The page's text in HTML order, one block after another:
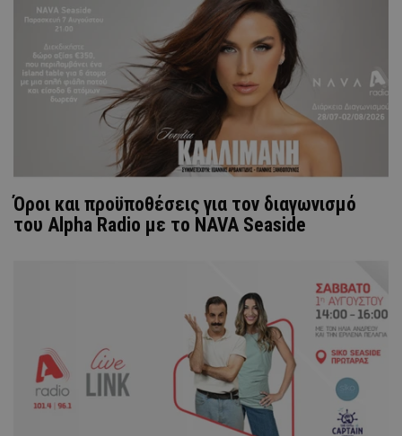
Όροι και προϋποθέσεις για τον διαγωνισμό
του Alpha Radio με το NAVA Seaside